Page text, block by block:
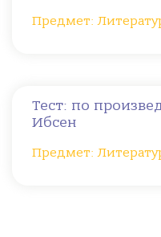
Предмет:
Тест: по
Ибсен
Предмет: